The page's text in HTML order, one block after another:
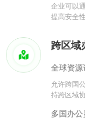
企业可以
提高安全
跨区域
全球资源
允许跨国
持跨区域协
多国办